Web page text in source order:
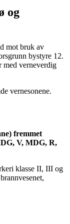
og
mot bruk av
bystyre 12.
med verneverdig
vernesonene.
fremmet
V, MDG, R,
klasse II, III og